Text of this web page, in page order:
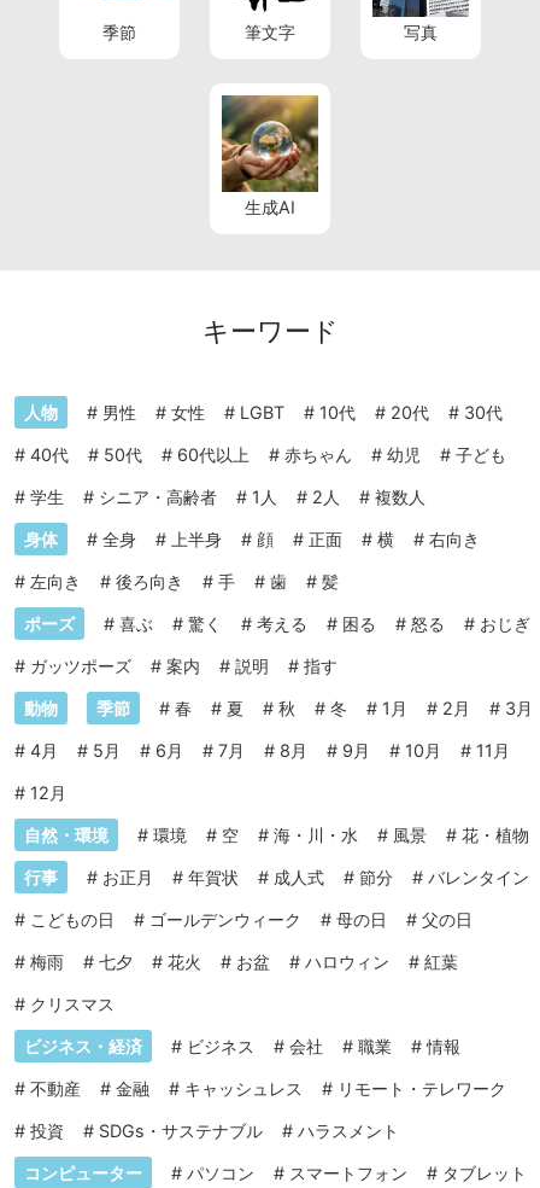
季節 筆文字 写真
生成AI
キーワード
人物 # 男性 # 女性 # LGBT # 10代 # 20代 # 30代
# 40代 # 50代 # 60代以上 # 赤ちゃん # 幼児 # 子ども
# 学生 # シニア・高齢者 # 1人 # 2人 # 複数人
身体 # 全身 # 上半身 # 顔 # 正面 # 横 # 右向き
# 左向き # 後ろ向き # 手 # 歯 # 髪
ポーズ # 喜ぶ # 驚く # 考える # 困る # 怒る # おじぎ
# ガッツポーズ # 案内 # 説明 # 指す
動物 季節 # 春 # 夏 # 秋 # 冬 # 1月 # 2月 # 3月
# 4月 # 5月 # 6月 # 7月 # 8月 # 9月 # 10月 # 11月
# 12月
自然・環境 # 環境 # 空 # 海・川・水 # 風景 # 花・植物
行事 # お正月 # 年賀状 # 成人式 # 節分 # バレンタイン
# こどもの日 # ゴールデンウィーク # 母の日 # 父の日
# 梅雨 # 七夕 # 花火 # お盆 # ハロウィン # 紅葉
# クリスマス
ビジネス・経済 # ビジネス # 会社 # 職業 #情報
# 不動産 # 金融 # キャッシュレス # リモート・テレワーク
# 投資 # SDGs・サステナブル # ハラスメント
コンピューター # パソコン # スマートフォン # タブレット